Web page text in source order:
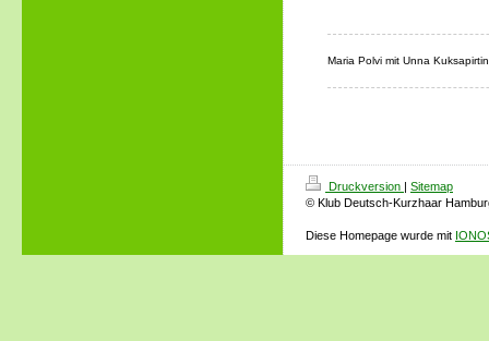
Maria Polvi mit Unna Kuksapirtin
Druckversion
Sitemap
© Klub Deutsch-Kurzhaar
Diese Homepage wurde mit